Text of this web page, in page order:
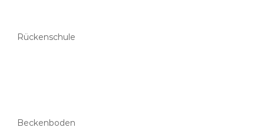
Rückenschule
Beckenboden